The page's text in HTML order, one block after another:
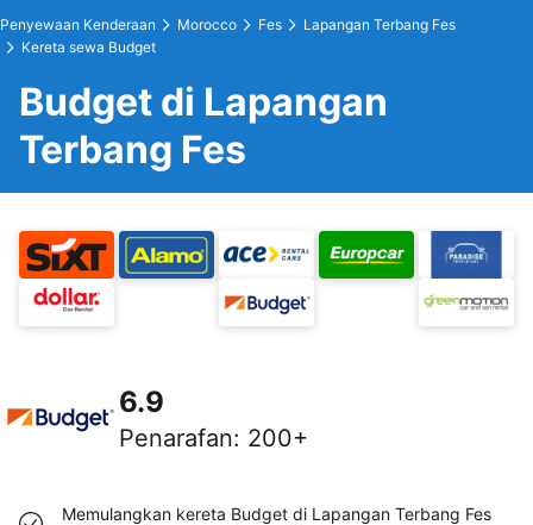
Penyewaan Kenderaan Morocco Fes
Lapangan Terbang Fes
Kereta sewa Budget
Budget di Lapangan
Terbang Fes
6.9
Penarafan: 200+
Memulangkan kereta Budget di Lapangan Terbang Fes